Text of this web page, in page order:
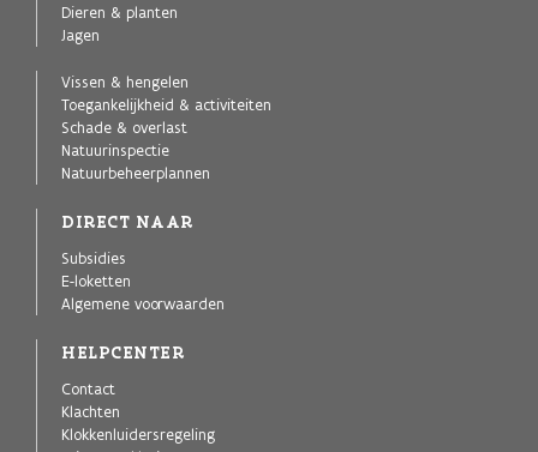
Dieren & planten
Jagen
Vissen & hengelen
Toegankelijkheid & activiteiten
Schade & overlast
Natuurinspectie
Natuurbeheerplannen
DIRECT NAAR
Subsidies
E-loketten
Algemene voorwaarden
HELPCENTER
Contact
Klachten
Klokkenluidersregeling